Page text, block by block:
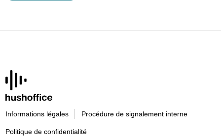
Informations légales Procédure de signalement interne
Politique de confidentialité